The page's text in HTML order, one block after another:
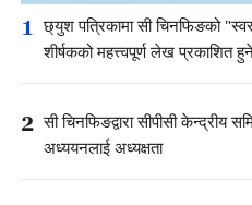
1 छ्युश पत्रिकामा सी चिनफिङको
शीर्षकको महत्त्वपूर्ण लेख प्रकाशित
2 सी चिनफिङद्वारा सीपीसी केन्द्रीय
अध्ययनलाई अध्यक्षता